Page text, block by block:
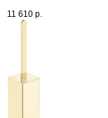
11 610 р.